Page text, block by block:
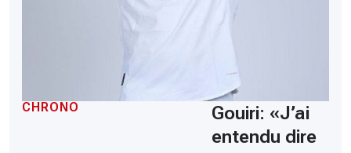
CHRONO
Gouiri: «J’ai
entendu dire